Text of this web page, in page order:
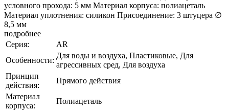
условного прохода: 5 мм Материал корпуса: полиацеталь
Материал уплотнения: силикон Присоединение: 3 штуцера ∅
8,5 мм
подробнее
Серия:
AR
Особенности:
Для воды и воздуха, Пластиковые, Для
агрессивных сред, Для воздуха
Принцип
действия:
Прямого действия
Материал
корпуса:
Полиацеталь